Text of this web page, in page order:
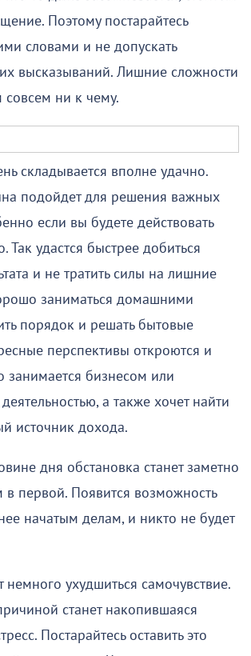
Поэтому постарайтесь
словами и не допускать
высказываний. Лишние сложности
ни к чему.
складывается вполне удачно.
подойдет для решения важных
если вы будете действовать
Так удастся быстрее добиться
и не тратить силы на лишние
заниматься домашними
порядок и решать бытовые
перспективы откроются и
занимается бизнесом или
а также хочет найти
источник дохода.
дня обстановка станет заметно
в первой. Появится возможность
начатым делам, и никто не будет
немного ухудшиться самочувствие.
станет накопившаяся
Постарайтесь оставить это